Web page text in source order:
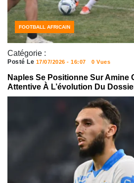
Catégorie :
FOOTBALL
FOOTBALL AFRICAIN
Posté Le 17/07/2026 - 16:07 0 Vues
Naples Se Positionne Sur Amine
Attentive À L’évolution Du